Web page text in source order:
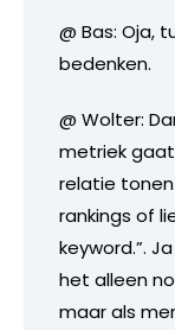
@ Bas: Oja,
bedenken.
@ Wolter:
metriek
relatie
rankings of
keyword.”.
het alleen
maar als